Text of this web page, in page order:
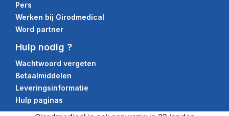
Pers
Werken bij Girodmedical
Word partner
Hulp nodig ?
Wachtwoord vergeten
Betaalmiddelen
Leveringsinformatie
Hulp paginas